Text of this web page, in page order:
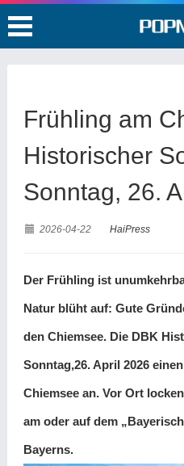
Frühling am
Historischer
Sonntag, 26.
2026-04-22 HaiPress
Der Frühling ist
Natur blüht auf: Gute
den Chiemsee. Die DBK
Sonntag,26. April 2026
Chiemsee an. Vor Ort
am oder auf dem
Bayerns.